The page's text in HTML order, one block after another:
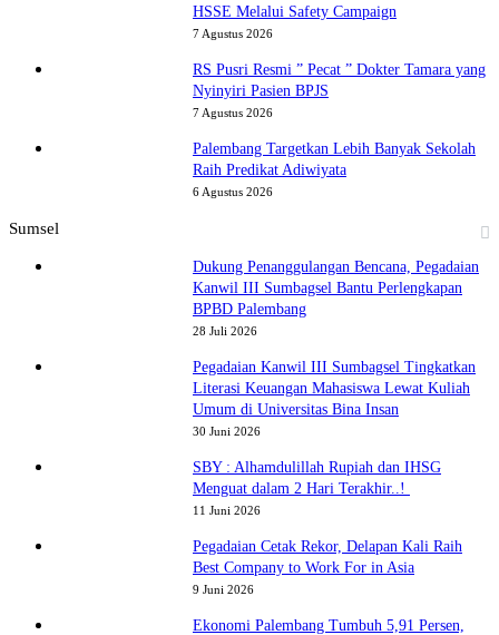
HSSE Melalui Safety Campaign
7 Agustus 2026
RS Pusri Resmi ” Pecat ” Dokter Tamara yang
Nyinyiri Pasien BPJS
7 Agustus 2026
Palembang Targetkan Lebih Banyak Sekolah
Raih Predikat Adiwiyata
6 Agustus 2026
Sumsel
Dukung Penanggulangan Bencana, Pegadaian
Kanwil III Sumbagsel Bantu Perlengkapan
BPBD Palembang
28 Juli 2026
Pegadaian Kanwil III Sumbagsel Tingkatkan
Literasi Keuangan Mahasiswa Lewat Kuliah
Umum di Universitas Bina Insan
30 Juni 2026
SBY : Alhamdulillah Rupiah dan IHSG
Menguat dalam 2 Hari Terakhir..!
11 Juni 2026
Pegadaian Cetak Rekor, Delapan Kali Raih
Best Company to Work For in Asia
9 Juni 2026
Ekonomi Palembang Tumbuh 5,91 Persen,